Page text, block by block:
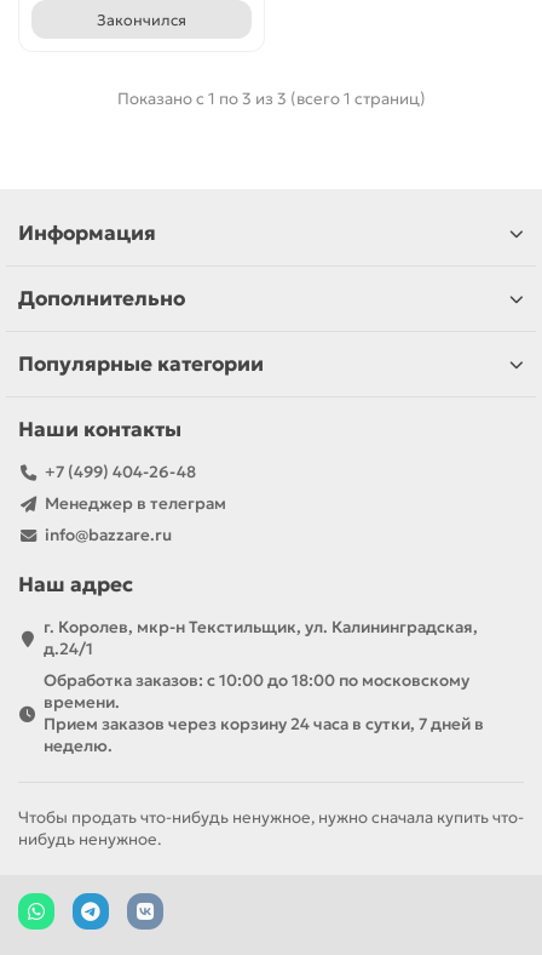
Закончился
Показано с 1 по 3 из 3 (всего 1 страниц)
Информация
Дополнительно
Популярные категории
Наши контакты
+7 (499) 404-26-48
Менеджер в телеграм
info@bazzare.ru
Наш адрес
г. Королев, мкр-н Текстильщик, ул. Калининградская,
д.24/1
Обработка заказов: с 10:00 до 18:00 по московскому
времени.
Прием заказов через корзину 24 часа в сутки, 7 дней в
неделю.
Чтобы продать что-нибудь ненужное, нужно сначала купить что-
нибудь ненужное.